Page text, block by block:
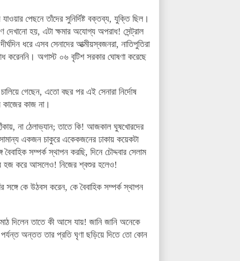
যাওয়ার পেছনে তাঁদের সুনির্দিষ্ট বক্তব্য, যুক্তি ছিল।
দেখানো হয়, এটা ক্ষমার অযোগ্য অপরাধ! সেন্ট্রাল
দীর্ঘদিন ধরে এসব সেনাদের আত্মীয়স্বজনরা, নাতিপুতিরা
করেননি। অগাস্ট ০৬ বৃটিশ সরকার ঘোষণা করেছে
গেছেন, এতো বছর পর এই সেনারা নির্দোষ
কাজের কাজ না।
, না ঠেলাভ্যান;তাতে কি! আজকাল ঘুষখোরদের
একজন চাকুরে একেকজনের ঢাকায় কয়েকটা
বৈবাহিক সম্পর্ক স্থাপন করছি, দিনে চৌদ্দবার সেলাম
হজ করে আসলেও! নিজের শ্বশুর হলেও!
সঙ্গে কে উঠবস করেন, কে বৈবাহিক সম্পর্ক স্থাপন
দিলেন তাতে কী আসে যায়! জানি জানি অনেকে
অন্তত তার প্রতি ঘৃণা ছড়িয়ে দিতে তো কোন